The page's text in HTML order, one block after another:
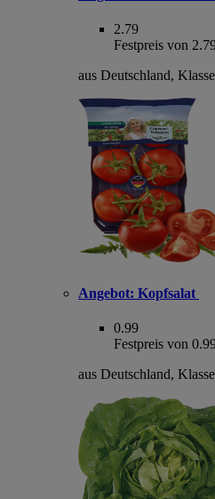
2.79
Festpreis von
aus Deutschland,
Angebot: Kopfsalat
0.99
Festpreis von
aus Deutschland,